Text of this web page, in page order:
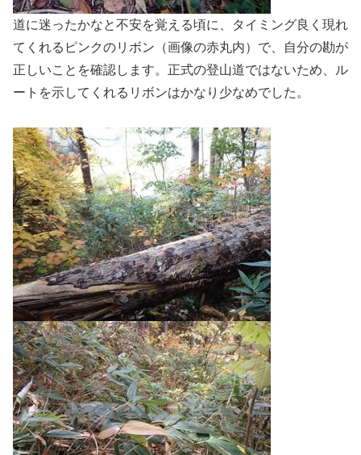
道に迷ったかなと不安を覚える頃に、タイミング良く現れ
てくれるピンクのリボン（画像の赤丸内）で、自分の勘が
正しいことを確認します。正式の登山道ではないため、ル
ートを示してくれるリボンはかなり少なめでした。